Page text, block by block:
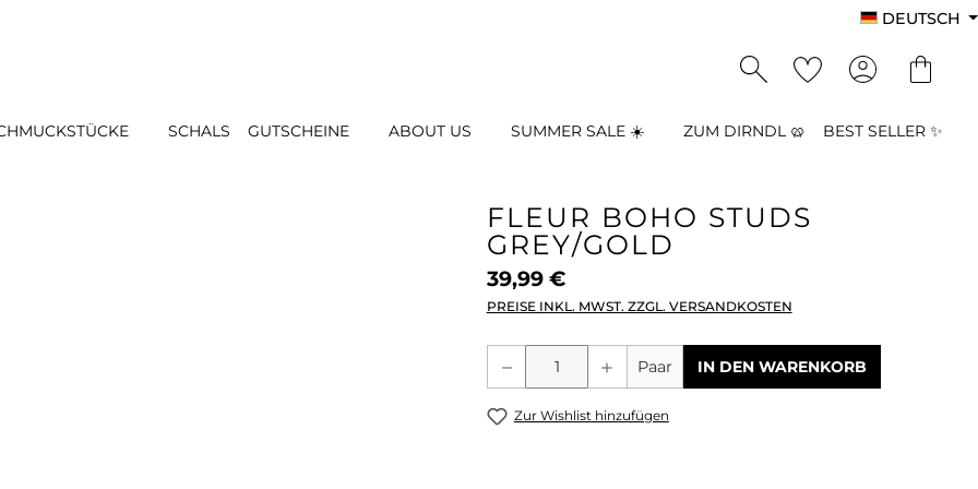
DEUTSCH
SCHALS GUTSCHEINE ABOUT US SUMMER SALE ☀️ ZUM DIRNDL 🥨 BEST SELLER ✨
FLEUR BOHO STUDS
GREY/GOLD
39,99 €
PREISE INKL. MWST. ZZGL. VERSANDKOSTEN
Produkt Anzahl: Gib den
Paar IN DEN WARENKORB
Zur Wishlist hinzufügen